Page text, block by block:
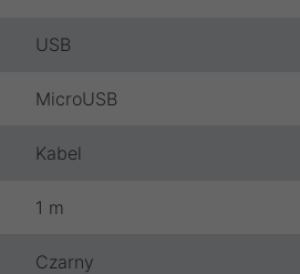
USB
MicroUSB
Kabel
1 m
Czarny